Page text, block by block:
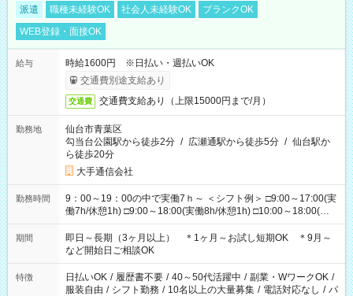
派遣 職種未経験OK 社会人未経験OK
ブランクOK
WEB登録・面接OK
給与
時給1600円 ※日払い・週払いOK
交通費別途支給あり
交通費 交通費支給あり（上限15000円まで/月）
勤務地
仙台市青葉区
勾当台公園駅から徒歩2分 / 広瀬通駅から徒歩5分 / 仙台駅か
ら徒歩20分
大手通信会社
勤務時間
9：00～19：00の中で実働7ｈ～ ＜シフト例＞ □9:00～17:00(実
働7h/休憩1h) □9:00～18:00(実働8h/休憩1h) □10:00～18:00(実
働7h/休憩1h) □10:00～19:00(実働8h/休憩1h) ＊時間固定ＯＫ
期間
即日～長期（3ヶ月以上） ＊1ヶ月～お試し短期OK ＊9月～
など開始日ご相談OK
特徴 日払いOK / 履歴書不要 / 40～50代活躍中 / 副業・WワークOK /
服装自由 / シフト勤務 / 10名以上の大量募集 / 電話対応なし / パ